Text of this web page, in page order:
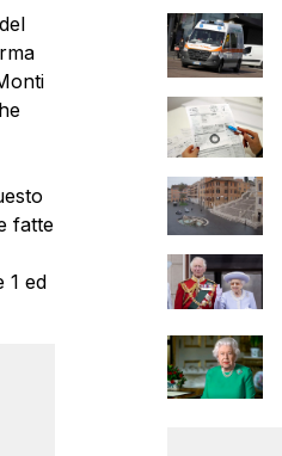
fatte
1 ed